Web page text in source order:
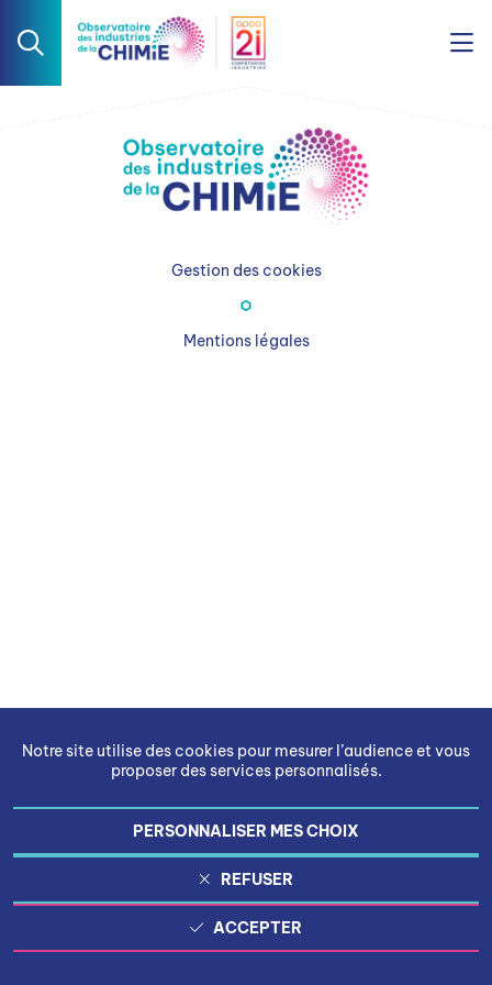
Notre site utilise des cookies pour mesurer l’audience et vous
proposer des services personnalisés.
PERSONNALISER MES CHOIX
REFUSER
ACCEPTER
Gestion des cookies
Mentions légales